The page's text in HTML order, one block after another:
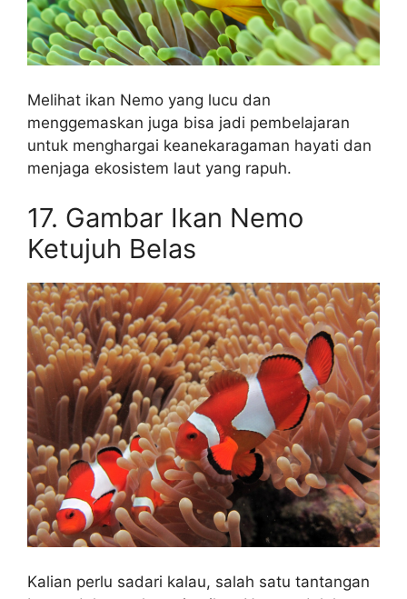
Melihat ikan Nemo yang lucu dan
menggemaskan juga bisa jadi pembelajaran
untuk menghargai keanekaragaman hayati dan
menjaga ekosistem laut yang rapuh.
17. Gambar Ikan Nemo
Ketujuh Belas
Kalian perlu sadari kalau, salah satu tantangan